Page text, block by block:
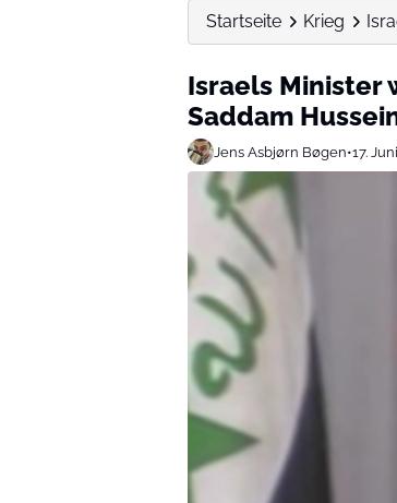
Startseite Krieg
Israels Minister
Saddam
Jens Asbjørn Bøgen•17.